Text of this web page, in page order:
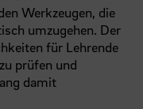
Werkzeugen, die
umzugehen. Der
für Lehrende
prüfen und
damit